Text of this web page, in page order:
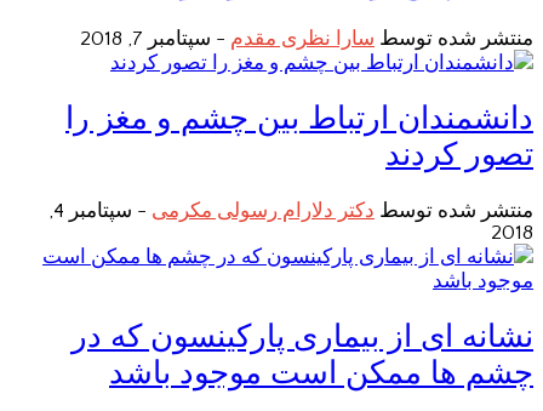
منتشر شده توسط سارا نظری مقدم - سپتامبر 7, 2018
دانشمندان ارتباط بین چشم و مغز را
تصور کردند
منتشر شده توسط دکتر دلارام رسولی مکرمی -
سپتامبر 4,
2018
نشانه ای از بیماری پارکینسون که در
چشم ها ممکن است موجود باشد